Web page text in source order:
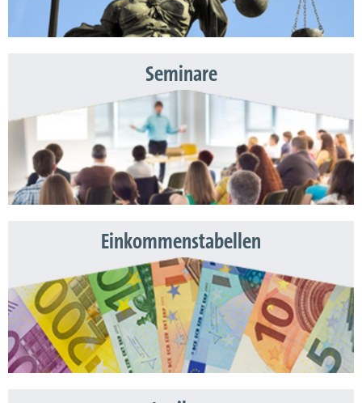
Seminare
Einkommenstabellen